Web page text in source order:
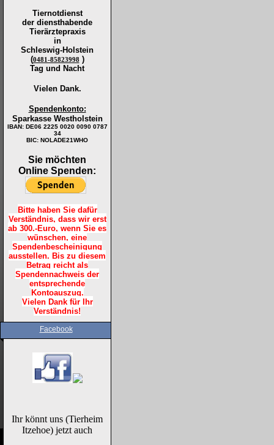
Tiernotdienst
der diensthabende
Tierärztepraxis
in
Schleswig-Holstein
(0481-85823998 )
Tag und Nacht
Vielen Dank.
Spendenkonto:
Sparkasse Westholstein
IBAN: DE06 2225 0020 0090 0787
34
BIC: NOLADE21WHO
Sie möchten
Online Spenden:
Bitte haben Sie dafür
Verständnis, dass wir erst
ab 300.-Euro, wenn Sie es
wünschen, eine
Spendenbescheinigung
ausstellen. Bis zu diesem
Betrag reicht als
Spendennachweis der
entsprechende
Kontoauszug.
Vielen Dank für Ihr
Verständnis!
Facebook
Ihr könnt uns (Tierheim
Itzehoe) jetzt auch